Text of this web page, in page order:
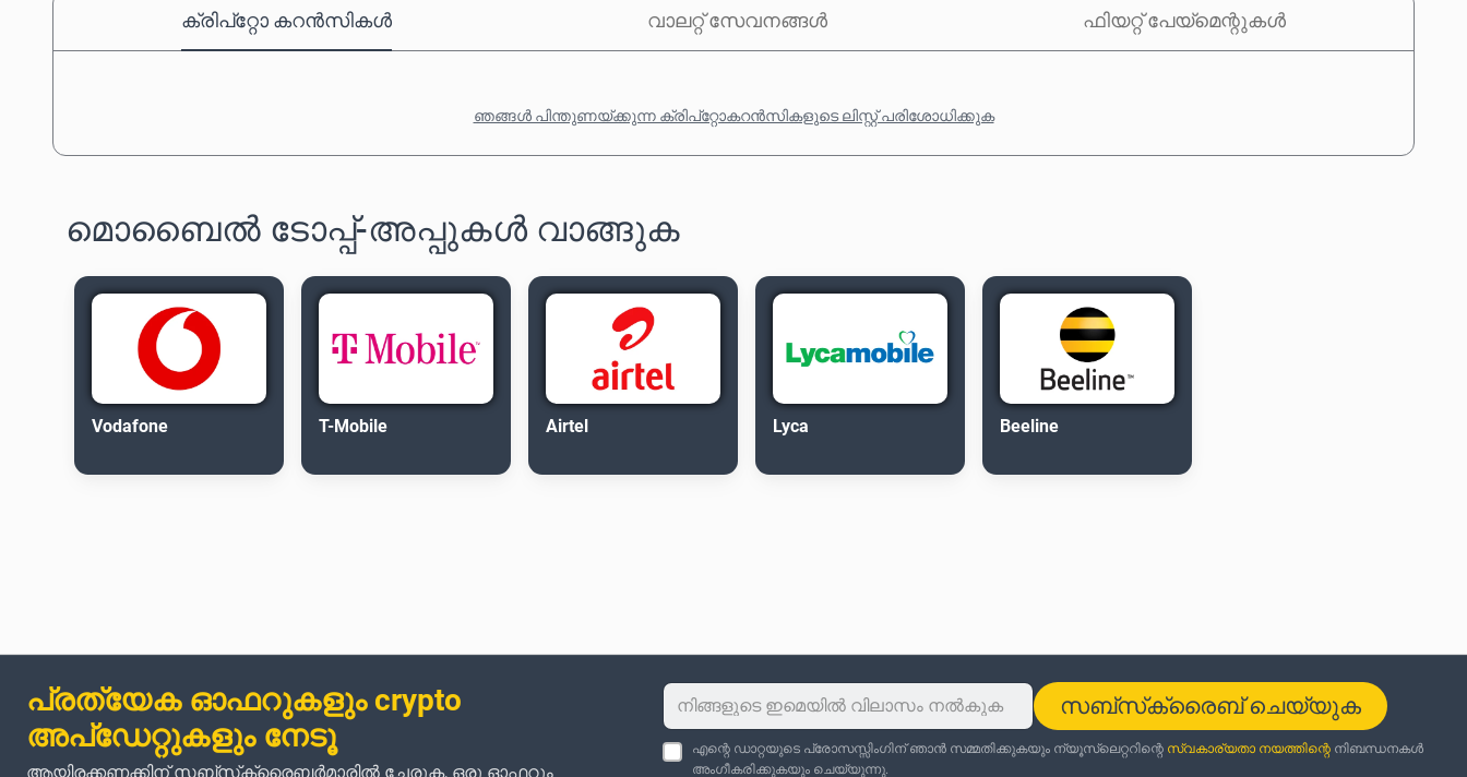
ക്രിപ്‌റ്റോ കറൻസികൾ വാലറ്റ് സേവനങ്ങൾ ഫിയറ്റ് പേയ്‌മെന്റുകൾ
ഞങ്ങൾ പിന്തുണയ്ക്കുന്ന ക്രിപ്‌റ്റോകറൻസികളുടെ ലിസ്റ്റ് പരിശോധിക്കുക
മൊബൈൽ ടോപ്പ്-അപ്പുകൾ വാങ്ങുക
Vodafone T-Mobile Airtel Lyca Beeline
പ്രത്യേക ഓഫറുകളും crypto
അപ്‌ഡേറ്റുകളും നേടൂ
ആയിരക്കണക്കിന് സബ്‌സ്‌ക്രൈബർമാരിൽ ചേരുക, ഒരു ഓഫറും
സബ്‌സ്‌ക്രൈബ് ചെയ്യുക
എന്റെ ഡാറ്റയുടെ പ്രോസസ്സിംഗിന് ഞാൻ സമ്മതിക്കുകയും ന്യൂസ്‌ലെറ്ററിന്റെ സ്വകാര്യതാ നയത്തിന്റെനിബന്ധനകൾ
അംഗീകരിക്കുകയും ചെയ്യുന്നു.